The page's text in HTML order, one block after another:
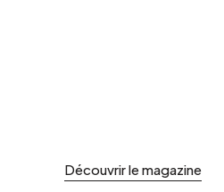
Découvrir le magazine